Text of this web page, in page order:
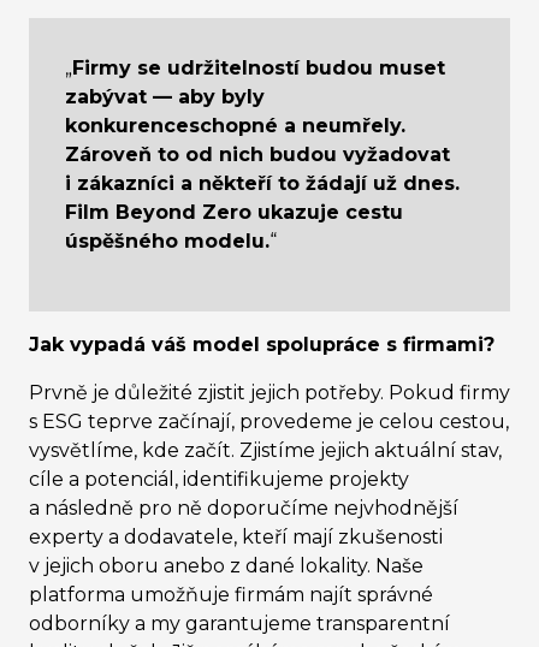
„Firmy se udržitelností budou muset
zabývat — aby byly
konkurenceschopné a neumřely.
Zároveň to od nich budou vyžadovat
i zákazníci a někteří to žádají už dnes.
Film Beyond Zero ukazuje cestu
úspěšného modelu.“
Jak vypadá váš model spolupráce s firmami?
Prvně je důležité zjistit jejich potřeby. Pokud firmy
s ESG teprve začínají, provedeme je celou cestou,
vysvětlíme, kde začít. Zjistíme jejich aktuální stav,
cíle a potenciál, identifikujeme projekty
a následně pro ně doporučíme nejvhodnější
experty a dodavatele, kteří mají zkušenosti
v jejich oboru anebo z dané lokality. Naše
platforma umožňuje firmám najít správné
odborníky a my garantujeme transparentní